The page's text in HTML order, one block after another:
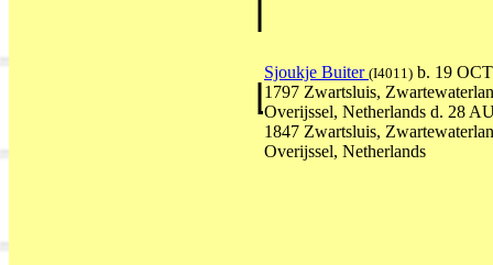
Sjoukje Buiter (I4011) b. 19 OCT
1797 Zwartsluis,
Overijssel, Netherlands d. 28
1847 Zwartsluis,
Overijssel, Netherlands